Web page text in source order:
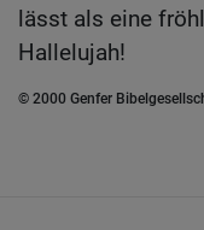
lässt als eine
Hallelujah!
© 2000 Genfer